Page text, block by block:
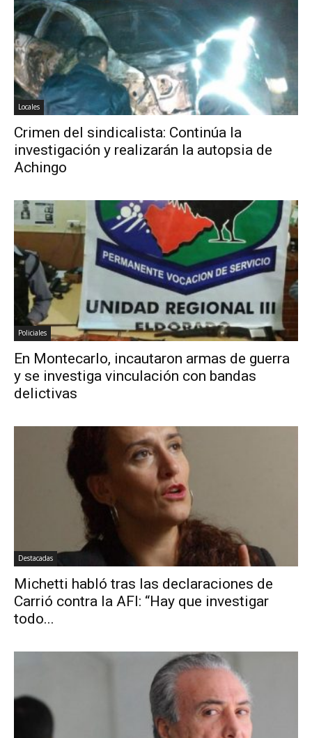
Locales
Crimen del sindicalista: Continúa la
investigación y realizarán la autopsia de
Achingo
Policiales
En Montecarlo, incautaron armas de guerra
y se investiga vinculación con bandas
delictivas
Destacadas
Michetti habló tras las declaraciones de
Carrió contra la AFI: “Hay que investigar
todo...